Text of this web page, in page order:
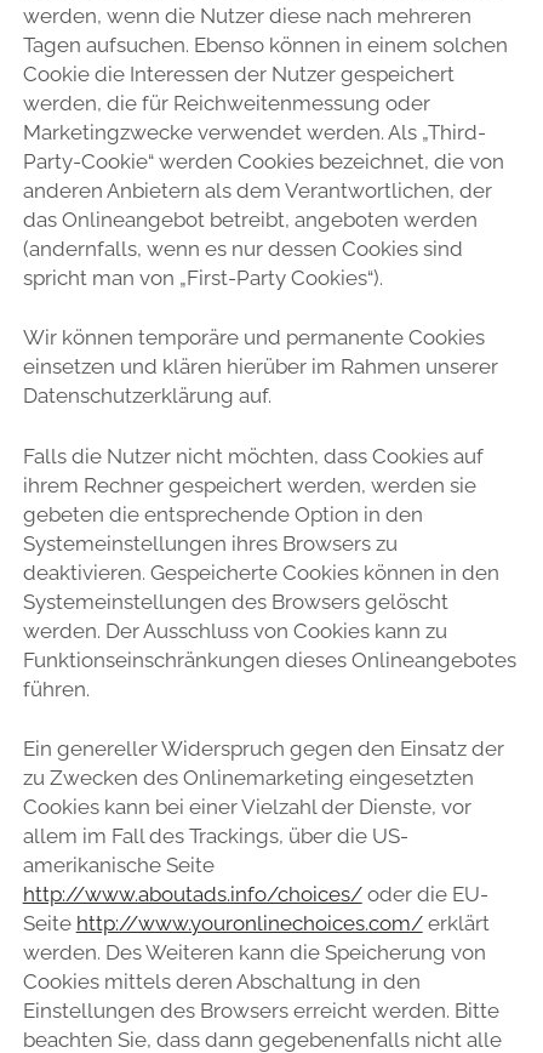
werden, wenn die Nutzer diese nach mehreren
Tagen aufsuchen. Ebenso können in einem solchen
Cookie die Interessen der Nutzer gespeichert
werden, die für Reichweitenmessung oder
Marketingzwecke verwendet werden. Als „Third-
Party-Cookie“ werden Cookies bezeichnet, die von
anderen Anbietern als dem Verantwortlichen, der
das Onlineangebot betreibt, angeboten werden
(andernfalls, wenn es nur dessen Cookies sind
spricht man von „First-Party Cookies“).
Wir können temporäre und permanente Cookies
einsetzen und klären hierüber im Rahmen unserer
Datenschutzerklärung auf.
Falls die Nutzer nicht möchten, dass Cookies auf
ihrem Rechner gespeichert werden, werden sie
gebeten die entsprechende Option in den
Systemeinstellungen ihres Browsers zu
deaktivieren. Gespeicherte Cookies können in den
Systemeinstellungen des Browsers gelöscht
werden. Der Ausschluss von Cookies kann zu
Funktionseinschränkungen dieses Onlineangebotes
führen.
Ein genereller Widerspruch gegen den Einsatz der
zu Zwecken des Onlinemarketing eingesetzten
Cookies kann bei einer Vielzahl der Dienste, vor
allem im Fall des Trackings, über die US-
amerikanische Seite
http://www.aboutads.info/choices/oder die EU-
Seite http://www.youronlinechoices.com/erklärt
werden. Des Weiteren kann die Speicherung von
Cookies mittels deren Abschaltung in den
Einstellungen des Browsers erreicht werden. Bitte
beachten Sie, dass dann gegebenenfalls nicht alle